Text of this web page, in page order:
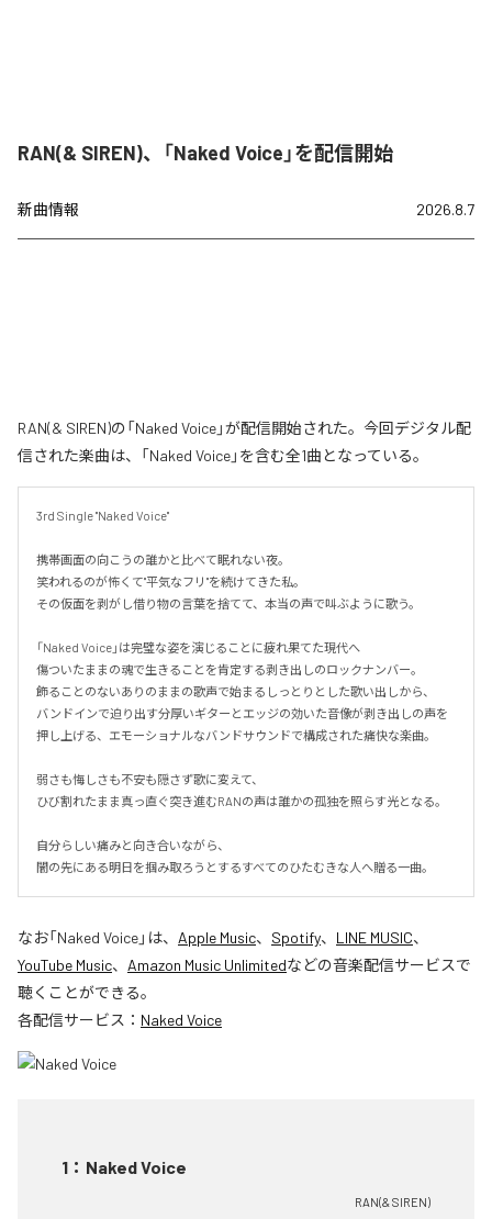
RAN(& SIREN)、「Naked Voice」を配信開始
新曲情報 2026.8.7
RAN(& SIREN)の「Naked Voice」が配信開始された。今回デジタル配
信された楽曲は、「Naked Voice」を含む全1曲となっている。
3rd Single "Naked Voice"
携帯画面の向こうの誰かと比べて眠れない夜。
笑われるのが怖くて"平気なフリ"を続けてきた私。
その仮面を剥がし借り物の言葉を捨てて、本当の声で叫ぶように歌う。
「Naked Voice」は完璧な姿を演じることに疲れ果てた現代へ
傷ついたままの魂で生きることを肯定する剥き出しのロックナンバー。
飾ることのないありのままの歌声で始まるしっとりとした歌い出しから、
バンドインで迫り出す分厚いギターとエッジの効いた音像が剥き出しの声を
押し上げる、エモーショナルなバンドサウンドで構成された痛快な楽曲。
弱さも悔しさも不安も隠さず歌に変えて、
ひび割れたまま真っ直ぐ突き進むRANの声は誰かの孤独を照らす光となる。
自分らしい痛みと向き合いながら、
闇の先にある明日を掴み取ろうとするすべてのひたむきな人へ贈る一曲。
なお「Naked Voice」は、 Apple Music、 Spotify、 LINE MUSIC、
YouTube Music、 Amazon Music Unlimitedなどの音楽配信サービスで
聴くことができる。
各配信サービス： Naked Voice
1 ： Naked Voice
RAN(& SIREN)